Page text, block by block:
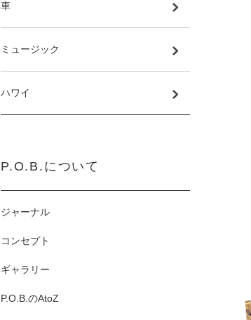
車
ミュージック
ハワイ
P.O.B.について
ジャーナル
コンセプト
ギャラリー
P.O.B.のAtoZ